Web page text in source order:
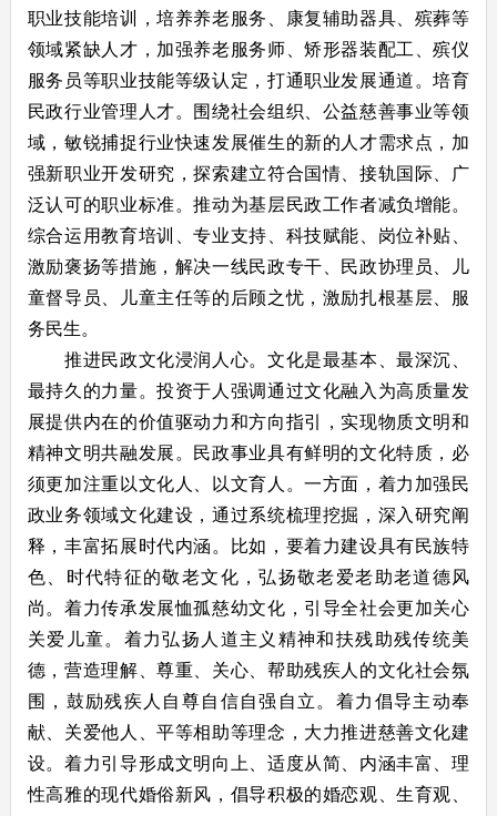
职业技能培训，培养养老服务、康复辅助器具、殡葬等
领域紧缺人才，加强养老服务师、矫形器装配工、殡仪
服务员等职业技能等级认定，打通职业发展通道。培育
民政行业管理人才。围绕社会组织、公益慈善事业等领
域，敏锐捕捉行业快速发展催生的新的人才需求点，加
强新职业开发研究，探索建立符合国情、接轨国际、广
泛认可的职业标准。推动为基层民政工作者减负增能。
综合运用教育培训、专业支持、科技赋能、岗位补贴、
激励褒扬等措施，解决一线民政专干、民政协理员、儿
童督导员、儿童主任等的后顾之忧，激励扎根基层、服
务民生。
推进民政文化浸润人心。文化是最基本、最深沉、
最持久的力量。投资于人强调通过文化融入为高质量发
展提供内在的价值驱动力和方向指引，实现物质文明和
精神文明共融发展。民政事业具有鲜明的文化特质，必
须更加注重以文化人、以文育人。一方面，着力加强民
政业务领域文化建设，通过系统梳理挖掘，深入研究阐
释，丰富拓展时代内涵。比如，要着力建设具有民族特
色、时代特征的敬老文化，弘扬敬老爱老助老道德风
尚。着力传承发展恤孤慈幼文化，引导全社会更加关心
关爱儿童。着力弘扬人道主义精神和扶残助残传统美
德，营造理解、尊重、关心、帮助残疾人的文化社会氛
围，鼓励残疾人自尊自信自强自立。着力倡导主动奉
献、关爱他人、平等相助等理念，大力推进慈善文化建
设。着力引导形成文明向上、适度从简、内涵丰富、理
性高雅的现代婚俗新风，倡导积极的婚恋观、生育观、